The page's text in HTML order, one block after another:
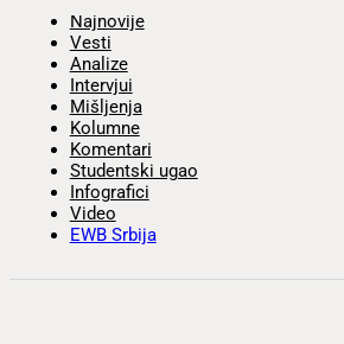
Najnovije
Vesti
Analize
Intervjui
Mišljenja
Kolumne
Komentari
Studentski ugao
Infografici
Video
EWB Srbija